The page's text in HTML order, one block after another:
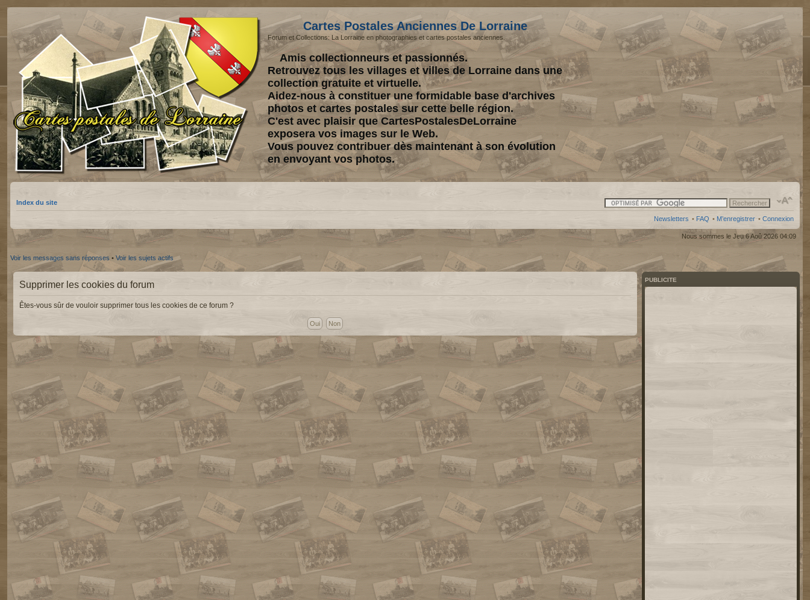
Cartes Postales Anciennes De Lorraine
Forum et Collections: La Lorraine en photographies et cartes postales anciennes.
Amis collectionneurs et passionnés.
Retrouvez tous les villages et villes de Lorraine dans une
collection gratuite et virtuelle.
Aidez-nous à constituer une formidable base d'archives
photos et cartes postales sur cette belle région.
C'est avec plaisir que CartesPostalesDeLorraine
exposera vos images sur le Web.
Vous pouvez contribuer dès maintenant à son évolution
en envoyant vos photos.
Index du site
Newsletters • FAQ • M’enregistrer • Connexion
Nous sommes le Jeu 6 Aoû 2026 04:09
Voir les messages sans réponses • Voir les sujets actifs
Supprimer les cookies du forum
Êtes-vous sûr de vouloir supprimer tous les cookies de ce forum ?
PUBLICITE